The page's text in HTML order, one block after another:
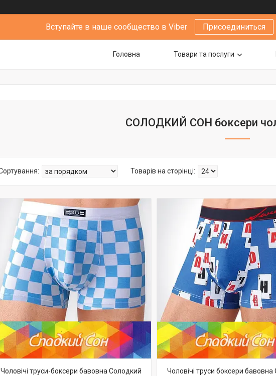
Вступайте в наше сообщество в Viber Присоединиться
Головна Товари та послуги
СОЛОДКИЙ СОН боксери
Чоловічі труси-боксери бавовна Солодкий
Чоловічі труси боксери